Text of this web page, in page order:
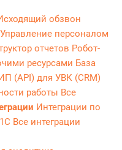
обзвон
Управление персоналом
отчетов Робот-
ресурсами База
(API) для УВК (CRM)
работы Все
Интеграции по
Все интеграции